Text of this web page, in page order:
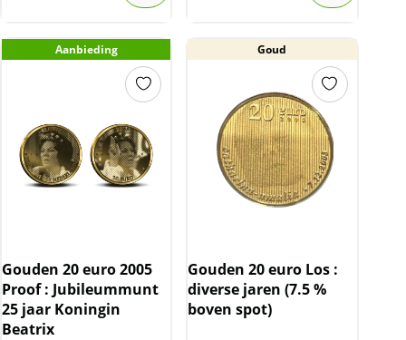
Aanbieding
Gouden 20 euro 2005
Proof : Jubileummunt
25 jaar Koningin
Beatrix
Goud
Gouden 20 euro Los :
diverse jaren (7.5 %
boven spot)